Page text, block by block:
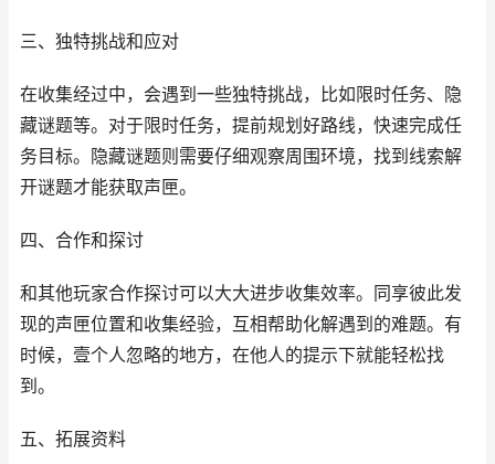
三、独特挑战和应对
在收集经过中，会遇到一些独特挑战，比如限时任务、隐
藏谜题等。对于限时任务，提前规划好路线，快速完成任
务目标。隐藏谜题则需要仔细观察周围环境，找到线索解
开谜题才能获取声匣。
四、合作和探讨
和其他玩家合作探讨可以大大进步收集效率。同享彼此发
现的声匣位置和收集经验，互相帮助化解遇到的难题。有
时候，壹个人忽略的地方，在他人的提示下就能轻松找
到。
五、拓展资料